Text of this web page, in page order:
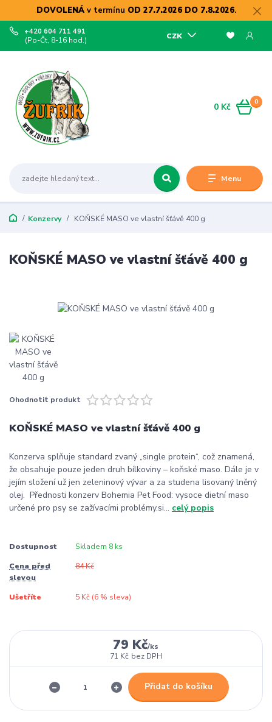
DOVOLENÁv termínu OD 27.7.2026 DO 7.8.2026.
Menu
CZK
+420 604 711 491
(Po-Čt, 8-16 hod.)
0
0 Kč
Konzervy KOŇSKÉ MASO ve vlastní šťávě 400 g
KOŇSKÉ MASO ve vlastní šťávě 400 g
Ohodnotit produkt
KOŇSKÉ MASO ve vlastní šťávě 400 g
Konzerva splňuje standard zvaný „single protein“, což znamená,
že obsahuje pouze jeden druh bílkoviny – koňské maso. Dále je v
jejím složení už jen zeleninový vývar a za studena lisovaný lněný
olej. Přednosti konzerv Bohemia Pet Food: vysoce dietní maso
určené pro psy se zažívacími problémy.si... celý popis
Dostupnost Skladem 8 ks
Cena před
slevou
84 Kč
Ušetříte 5 Kč (6% sleva)
79 Kč/ks
71 Kč bez DPH
Přidat do košíku